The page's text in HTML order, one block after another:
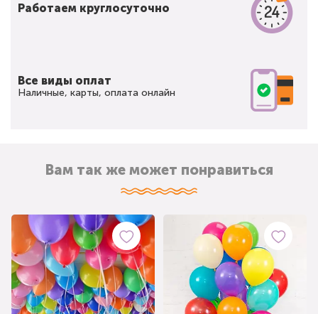
Работаем круглосуточно
Все виды оплат
Наличные, карты, оплата онлайн
Вам так же может понравиться